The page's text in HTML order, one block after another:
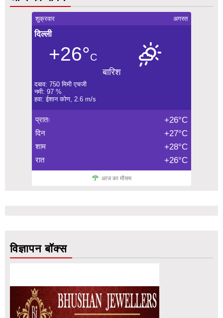
शुक्रवार अगस्त
दिल्ली
+26°C
बारिश
दबाव: 750 मिमी एचजी
नमी: 97 %
हवा: ईशान कोण, 2.6 m/s
प्रातः +26°C
दिन +27°C
शाम +28°C
रात +26°C
आज का मौसम
विज्ञापन बॉक्स